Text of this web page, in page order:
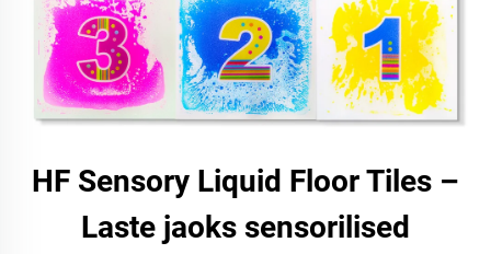
HF Sensory Liquid Floor Tiles –
Laste jaoks sensorilised